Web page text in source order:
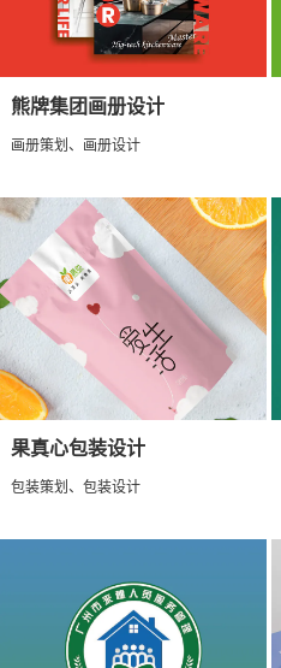
熊牌集团画册设计
画册策划、画册设计
果真心包装设计
包装策划、包装设计